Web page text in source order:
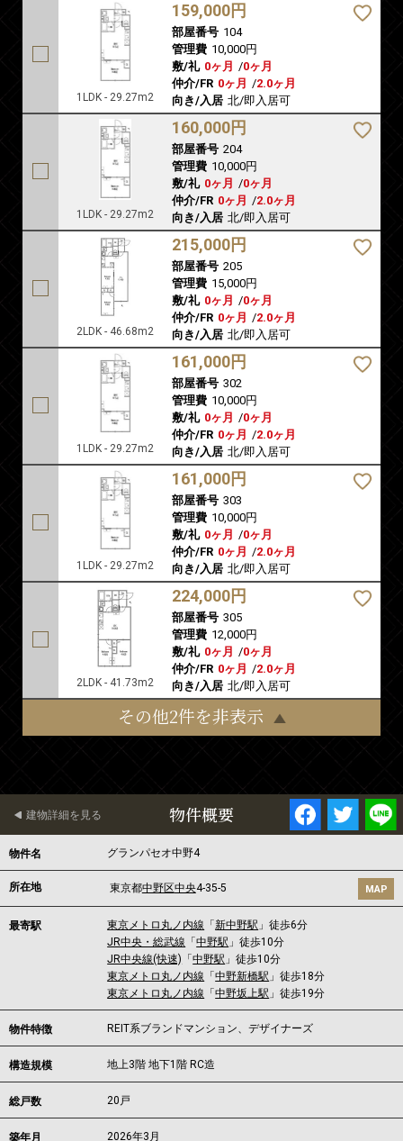
1LDK - 29.27m2
159,000円
部屋番号 104
管理費 10,000円
敷/礼 0ヶ月 /0ヶ月
仲介/FR 0ヶ月 /2.0ヶ月
向き/入居 北/即入居可
1LDK - 29.27m2
160,000円
部屋番号 204
管理費 10,000円
敷/礼 0ヶ月 /0ヶ月
仲介/FR 0ヶ月 /2.0ヶ月
向き/入居 北/即入居可
2LDK - 46.68m2
215,000円
部屋番号 205
管理費 15,000円
敷/礼 0ヶ月 /0ヶ月
仲介/FR 0ヶ月 /2.0ヶ月
向き/入居 北/即入居可
1LDK - 29.27m2
161,000円
部屋番号 302
管理費 10,000円
敷/礼 0ヶ月 /0ヶ月
仲介/FR 0ヶ月 /2.0ヶ月
向き/入居 北/即入居可
1LDK - 29.27m2
161,000円
部屋番号 303
管理費 10,000円
敷/礼 0ヶ月 /0ヶ月
仲介/FR 0ヶ月 /2.0ヶ月
向き/入居 北/即入居可
2LDK - 41.73m2
224,000円
部屋番号 305
管理費 12,000円
敷/礼 0ヶ月 /0ヶ月
仲介/FR 0ヶ月 /2.0ヶ月
向き/入居 北/即入居可
その他2件を非表示
物件概要
建物詳細を見る
物件名 グランパセオ中野4
所在地 東京都中野区中央4-35-5 MAP
最寄駅 東京メトロ丸ノ内線 「新中野駅 」徒歩6分
JR中央・総武線 「中野駅 」徒歩10分
JR中央線(快速) 「中野駅 」徒歩10分
東京メトロ丸ノ内線 「中野新橋駅 」徒歩18分
東京メトロ丸ノ内線 「中野坂上駅 」徒歩19分
物件特徴 REIT系ブランドマンション、デザイナーズ
構造規模 地上3階 地下1階 RC造
総戸数 20戸
築年月 2026年3月